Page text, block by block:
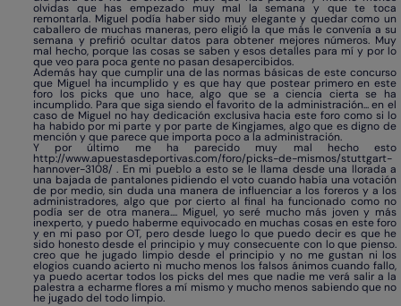
olvidas que has empezado muy mal la semana y que te toca
remontarla. Miguel podía haber sido muy elegante y quedar como un
caballero de muchas maneras, pero eligió la que más le convenía a su
semana y prefirió ocultar datos para obtener mejores números. Muy
mal hecho, porque las cosas se saben y esos detalles para mí y por lo
que veo para poca gente no pasan desapercibidos.
Además hay que cumplir una de las normas básicas de este concurso
que Miguel ha incumplido y es que hay que postear primero en este
foro los picks que uno hace, algo que se a ciencia cierta se ha
incumplido. Para que siga siendo el favorito de la administración... en el
caso de Miguel no hay dedicación exclusiva hacia este foro como si lo
ha habido por mi parte y por parte de Kingjames, algo que es digno de
mención y que parece que importa poco a la administración.
Y por último me ha parecido muy mal hecho esto
http://www.apuestasdeportivas.com/foro/picks-de-mismos/stuttgart-
hannover-3108/ . En mi pueblo a esto se le llama desde una llorada a
una bajada de pantalones pidiendo el voto cuando había una votación
de por medio, sin duda una manera de influenciar a los foreros y a los
administradores, algo que por cierto al final ha funcionado como no
podía ser de otra manera.... Miguel, yo seré mucho más joven y más
inexperto, y puedo haberme equivocado en muchas cosas en este foro
y en mi paso por OT, pero desde luego lo que puedo decir es que he
sido honesto desde el principio y muy consecuente con lo que pienso.
creo que he jugado limpio desde el principio y no me gustan ni los
elogios cuando acierto ni mucho menos los falsos ánimos cuando fallo,
ya puedo acertar todos los picks del mes que nadie me verá salir a la
palestra a echarme flores a mí mismo y mucho menos sabiendo que no
he jugado del todo limpio.